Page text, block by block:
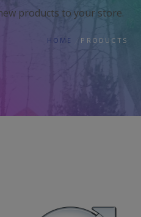
products to your store.
HOME PRODUCTS